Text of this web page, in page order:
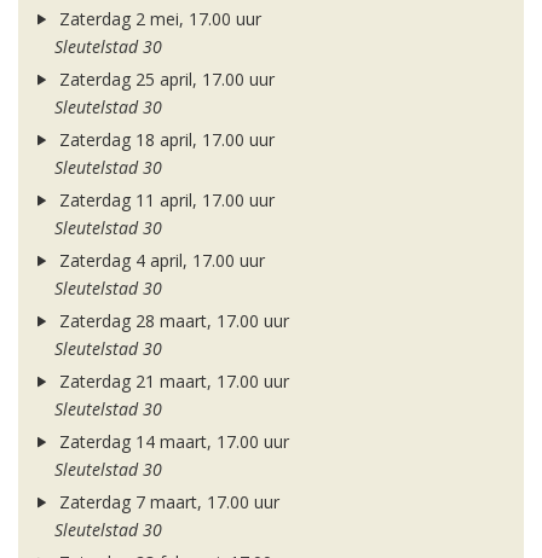
Zaterdag 2 mei, 17.00 uur
Sleutelstad 30
Zaterdag 25 april, 17.00 uur
Sleutelstad 30
Zaterdag 18 april, 17.00 uur
Sleutelstad 30
Zaterdag 11 april, 17.00 uur
Sleutelstad 30
Zaterdag 4 april, 17.00 uur
Sleutelstad 30
Zaterdag 28 maart, 17.00 uur
Sleutelstad 30
Zaterdag 21 maart, 17.00 uur
Sleutelstad 30
Zaterdag 14 maart, 17.00 uur
Sleutelstad 30
Zaterdag 7 maart, 17.00 uur
Sleutelstad 30